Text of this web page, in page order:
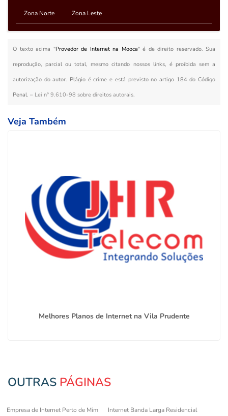
Zona Norte Zona Leste
O texto acima "Provedor de Internet na Mooca" é de direito reservado. Sua
reprodução, parcial ou total, mesmo citando nossos links, é proibida sem a
autorização do autor. Plágio é crime e está previsto no artigo 184 do Código
Penal. – Lei n° 9.610-98 sobre direitos autorais.
Veja Também
Melhores Planos de Internet na Vila Prudente
OUTRAS PÁGINAS
Empresa de Internet Perto de Mim
Internet Banda Larga Residencial